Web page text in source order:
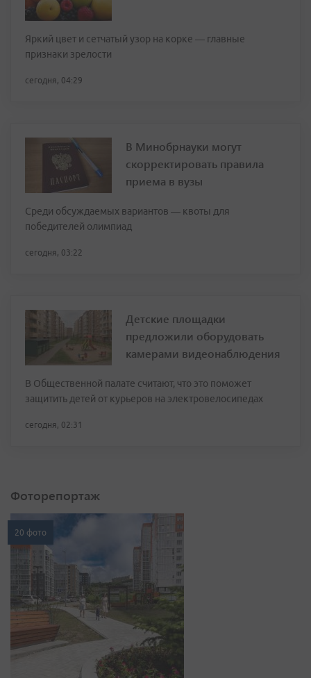
Яркий цвет и сетчатый узор на корке — главные
признаки зрелости
сегодня, 04:29
В Минобрнауки могут
скорректировать правила
приема в вузы
Среди обсуждаемых вариантов — квоты для
победителей олимпиад
сегодня, 03:22
Детские площадки
предложили оборудовать
камерами видеонаблюдения
В Общественной палате считают, что это поможет
защитить детей от курьеров на электровелосипедах
сегодня, 02:31
Фоторепортаж
20 фото